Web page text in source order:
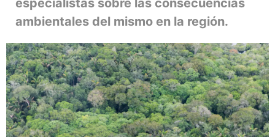
ambientales del mismo en la región.